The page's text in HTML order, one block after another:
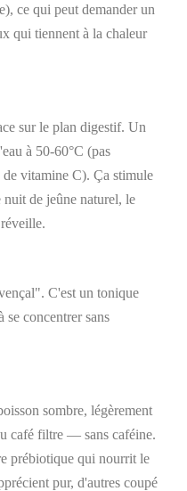
ce qui peut demander un
qui tiennent à la chaleur
sur le plan digestif. Un
à 50-60°C (pas
vitamine C). Ça stimule
nuit de jeûne naturel, le
C'est un tonique
se concentrer sans
sombre, légèrement
café filtre — sans caféine.
prébiotique qui nourrit le
pur, d'autres coupé